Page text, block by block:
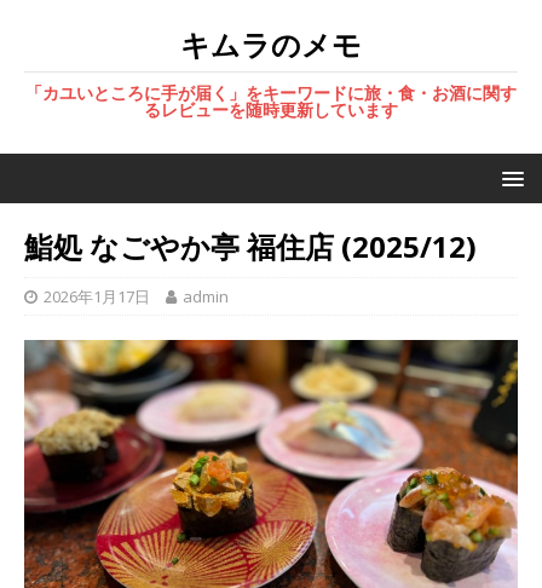
キムラのメモ
「カユいところに手が届く」をキーワードに旅・食・お酒に関す
るレビューを随時更新しています
鮨処 なごやか亭 福住店 (2025/12)
2026年1月17日 admin